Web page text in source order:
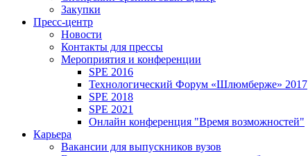
Закупки
Пресс-центр
Новости
Контакты для прессы
Мероприятия и конференции
SPE 2016
Технологический Форум «Шлюмберже» 2017
SPE 2018
SPE 2021
Онлайн конференция "Время возможностей"
Карьера
Вакансии для выпускников вузов